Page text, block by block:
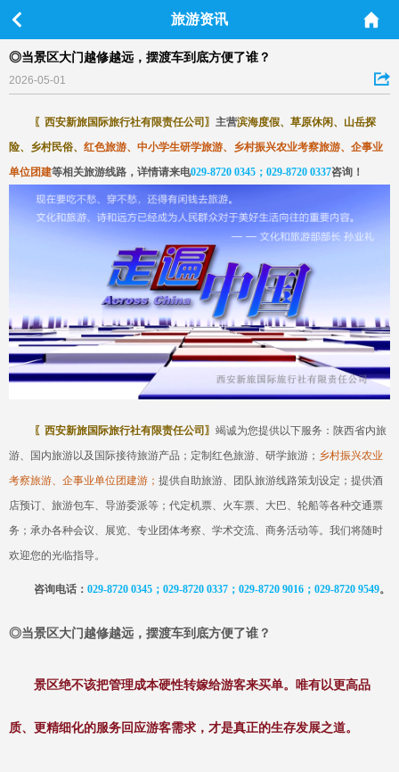
旅游资讯
◎当景区大门越修越远，摆渡车到底方便了谁？
2026-05-01
〖 西安新旅国际旅行社有限责任公司 〗 主营滨海度假、草原休闲、山岳探
险、乡村民俗、 红色旅游、中小学生研学旅游、乡村振兴农业考察旅游、企事业
单位团建等相关旅游线路，详情请来电029-8720 0345；029-8720 0337咨询 ！
〖 西安新旅国际旅行社有限责任公司〗 竭诚为您提供以下服务：陕西省内旅
游、国内旅游以及国际接待旅游产品 ；定制红色旅游、研学旅游； 乡村振兴农业
考察旅游、企事业单位团建游； 提供自助旅游、团队旅游线路策划设定 ； 提供酒
店预订、旅游包车、导游委派等 ；代定机票、火车票、大巴、轮船等各种交通票
务 ； 承办各种会议、展览、专业团体考察、学术交流、商务活动等。 我们将随时
欢迎您的光临指导。
咨询电话： 029-8720 0345；029-8720 0337；029-8720 9016；029-8720 9549。
◎当景区大门越修越远，摆渡车到底方便了谁？
景区绝不该把管理成本硬性转嫁给游客来买单。唯有以更高品
质、更精细化的服务回应游客需求，才是真正的生存发展之道。